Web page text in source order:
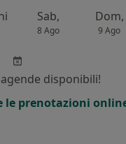
Sab,
8 Ago
Dom,
9 Ago
disponibili!
le prenotazioni